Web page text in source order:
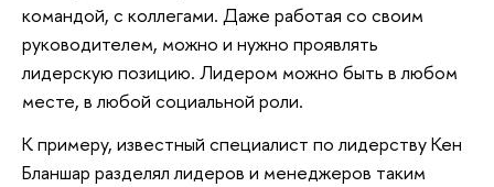
командой, с коллегами. Даже работая со своим
руководителем, можно и нужно проявлять
лидерскую позицию. Лидером можно быть в любом
месте, в любой социальной роли.
К примеру, известный специалист по лидерству Кен
Бланшар разделял лидеров и менеджеров таким